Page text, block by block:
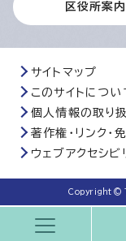
区役所案内
サイトマップ
このサイトについ
個人情報の取り
著作権・リンク・
ウェブアクセシ
Copyright ©